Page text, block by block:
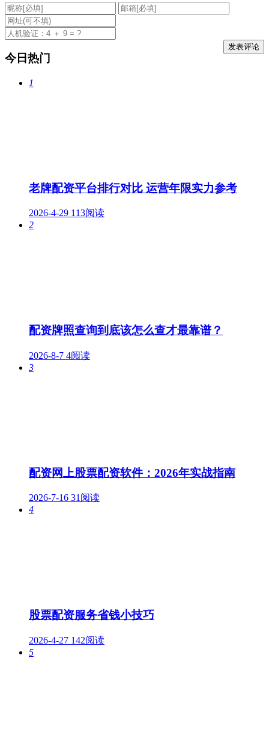
今日热门
1
老牌配资平台排行对比 运营年限实力参考
2026-4-29 113阅读
2
配资牌照查询到底该怎么查才最靠谱？
2026-8-7 4阅读
3
配资网上股票配资软件：2026年实战指南
2026-7-16 31阅读
4
股票配资服务省钱小技巧
2026-4-27 142阅读
5